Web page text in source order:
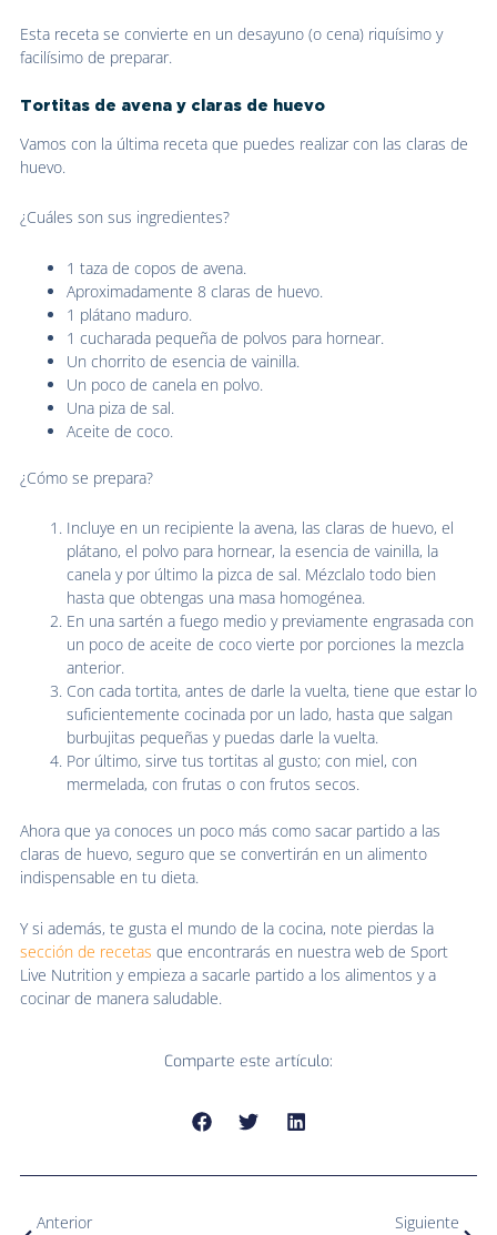
Esta receta se convierte en un desayuno (o cena) riquísimo y
facilísimo de preparar.
Tortitas de avena y claras de huevo
Vamos con la última receta que puedes realizar con las claras de
huevo.
¿Cuáles son sus ingredientes?
1 taza de copos de avena.
Aproximadamente 8 claras de huevo.
1 plátano maduro.
1 cucharada pequeña de polvos para hornear.
Un chorrito de esencia de vainilla.
Un poco de canela en polvo.
Una piza de sal.
Aceite de coco.
¿Cómo se prepara?
Incluye en un recipiente la avena, las claras de huevo, el
plátano, el polvo para hornear, la esencia de vainilla, la
canela y por último la pizca de sal. Mézclalo todo bien
hasta que obtengas una masa homogénea.
En una sartén a fuego medio y previamente engrasada con
un poco de aceite de coco vierte por porciones la mezcla
anterior.
Con cada tortita, antes de darle la vuelta, tiene que estar lo
suficientemente cocinada por un lado, hasta que salgan
burbujitas pequeñas y puedas darle la vuelta.
Por último, sirve tus tortitas al gusto; con miel, con
mermelada, con frutas o con frutos secos.
Ahora que ya conoces un poco más como sacar partido a las
claras de huevo, seguro que se convertirán en un alimento
indispensable en tu dieta.
Y si además, te gusta el mundo de la cocina, note pierdas la
sección de recetas que encontrarás en nuestra web de Sport
Live Nutrition y empieza a sacarle partido a los alimentos y a
cocinar de manera saludable.
Comparte este artículo:
Anterior
Siguiente